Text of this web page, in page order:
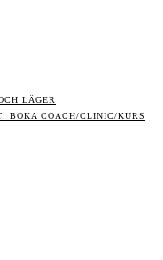
LÄGER
BOKA COACH/CLINIC/KURS